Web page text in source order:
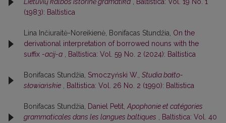
Lietuvių kalbos istorinė gramatika , Baltistica: Vol. 19 No. 1
(1983): Baltistica
Lina Inčiuraitė-Noreikienė, Bonifacas Stundžia, On the
derivational interpretation of borrowed nouns with the
suffix -acij-a , Baltistica: Vol. 59 No. 2 (2024): Baltistica
Bonifacas Stundžia, Smoczyński W., Studia bałto-
słowiańskie , Baltistica: Vol. 26 No. 2 (1990): Baltistica
Bonifacas Stundžia, Daniel Petit,Apophonie et catégories
grammaticales dans les langues baltiques , Baltistica: Vol. 40